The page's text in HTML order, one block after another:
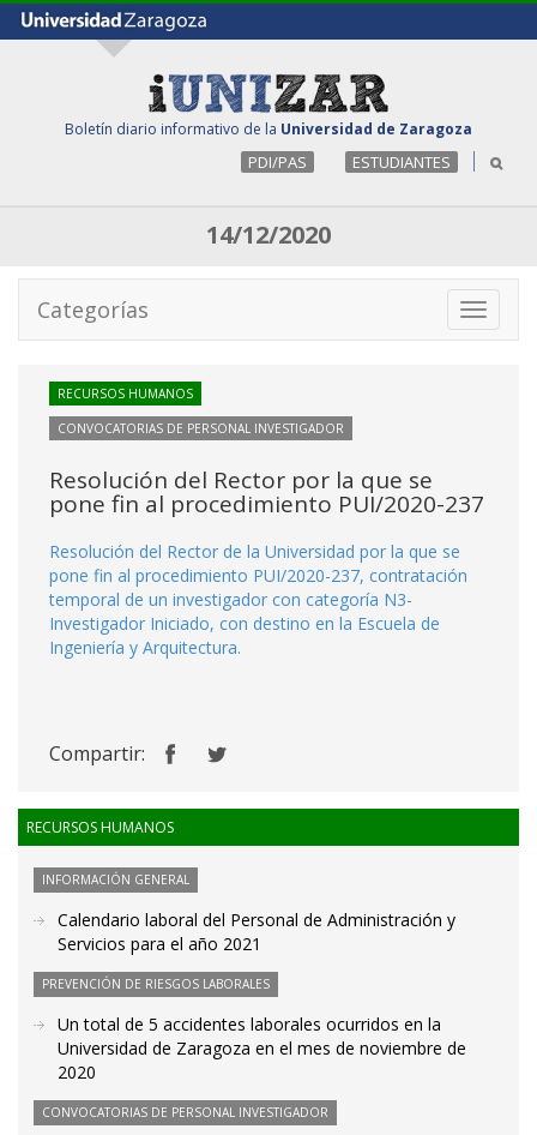
Boletín diario informativo de la Universidad de Zaragoza
PDI/PAS ESTUDIANTES
14/12/2020
Toggle
Categorías
RECURSOS HUMANOS
CONVOCATORIAS DE PERSONAL INVESTIGADOR
Resolución del Rector por la que se
pone fin al procedimiento PUI/2020-237
Resolución del Rector de la Universidad por la que se
pone fin al procedimiento PUI/2020-237, contratación
temporal de un investigador con categoría N3-
Investigador Iniciado, con destino en la Escuela de
Ingeniería y Arquitectura.
Compartir:
RECURSOS HUMANOS
INFORMACIÓN GENERAL
Calendario laboral del Personal de Administración y
Servicios para el año 2021
PREVENCIÓN DE RIESGOS LABORALES
Un total de 5 accidentes laborales ocurridos en la
Universidad de Zaragoza en el mes de noviembre de
2020
CONVOCATORIAS DE PERSONAL INVESTIGADOR